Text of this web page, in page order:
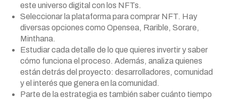
este universo digital con los NFTs.
Seleccionar la plataforma para comprar NFT. Hay
diversas opciones como Opensea, Rarible, Sorare,
Minthana.
Estudiar cada detalle de lo que quieres invertir y saber
cómo funciona el proceso. Además, analiza quienes
están detrás del proyecto: desarrolladores, comunidad
y el interés que genera en la comunidad.
Parte de la estrategia es también saber cuánto tiempo